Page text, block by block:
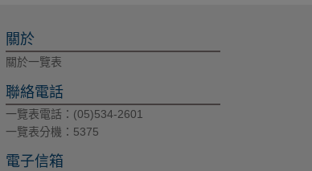
關於
關於一覽表
聯絡電話
一覽表電話：(05)534-2601
一覽表分機：5375
電子信箱